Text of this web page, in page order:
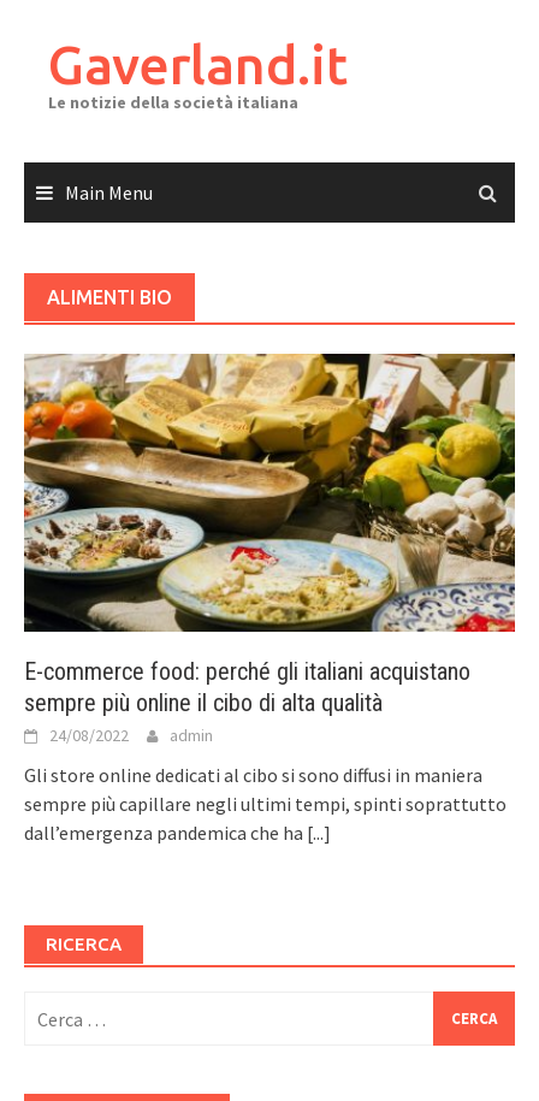
contentGaverland.it
Le notizie della società italiana
Main Menu
ALIMENTI BIO
E-commerce food: perché gli italiani acquistano
sempre più online il cibo di alta qualità
24/08/2022 admin
Gli store online dedicati al cibo si sono diffusi in maniera
sempre più capillare negli ultimi tempi, spinti soprattutto
dall’emergenza pandemica che ha [...]
RICERCA
per: